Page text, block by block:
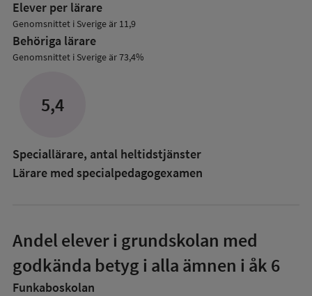
Elever per lärare
Genomsnittet i Sverige är 11,9
Behöriga lärare
Genomsnittet i Sverige är 73,4%
5,4
Speciallärare, antal heltidstjänster
Lärare med specialpedagog­examen
Andel elever i grundskolan med
godkända betyg i alla ämnen i åk 6
Funkaboskolan